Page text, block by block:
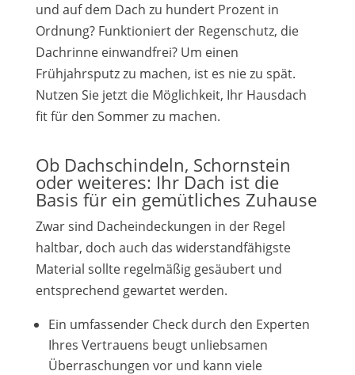
und auf dem Dach zu hundert Prozent in
Ordnung? Funktioniert der Regenschutz, die
Dachrinne einwandfrei? Um einen
Frühjahrsputz zu machen, ist es nie zu spät.
Nutzen Sie jetzt die Möglichkeit, Ihr Hausdach
fit für den Sommer zu machen.
Ob Dachschindeln, Schornstein
oder weiteres: Ihr Dach ist die
Basis für ein gemütliches Zuhause
Zwar sind Dacheindeckungen in der Regel
haltbar, doch auch das widerstandfähigste
Material sollte regelmäßig gesäubert und
entsprechend gewartet werden.
Ein umfassender Check durch den Experten
Ihres Vertrauens beugt unliebsamen
Überraschungen vor und kann viele